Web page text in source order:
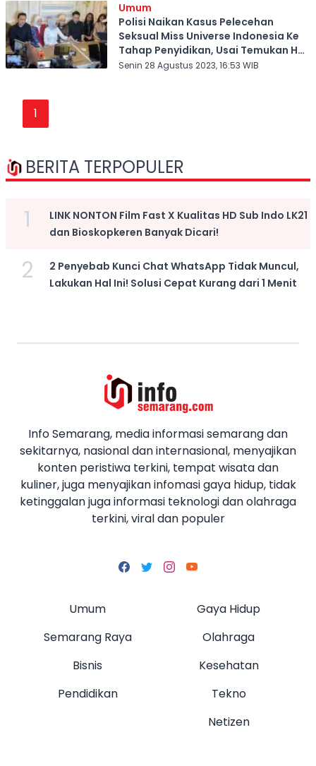
Umum
Polisi Naikan Kasus Pelecehan
Seksual Miss Universe Indonesia Ke
Tahap Penyidikan, Usai Temukan Hal
ini!
Senin 28 Agustus 2023, 16:53 WIB
1
BERITA TERPOPULER
1
LINK NONTON Film Fast X Kualitas HD Sub Indo LK21
dan Bioskopkeren Banyak Dicari!
2
2 Penyebab Kunci Chat WhatsApp Tidak Muncul,
Lakukan Hal Ini! Solusi Cepat Kurang dari 1 Menit
Info Semarang, media informasi semarang dan
sekitarnya, nasional dan internasional, menyajikan
konten peristiwa terkini, tempat wisata dan
kuliner, juga menyajikan infomasi gaya hidup, tidak
ketinggalan juga informasi teknologi dan olahraga
terkini, viral dan populer
Umum
Semarang Raya
Bisnis
Pendidikan
Gaya Hidup
Olahraga
Kesehatan
Tekno
Netizen